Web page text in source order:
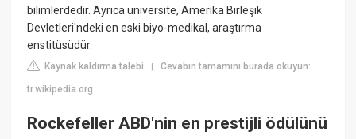
bilimlerdedir. Ayrıca üniversite, Amerika Birleşik
Devletleri'ndeki en eski biyo-medikal, araştırma
enstitüsüdür.
Kaynak kaldırma talebi |Cevabın tamamını burada okuyun:
tr.wikipedia.org
Rockefeller ABD'nin en prestijli ödülünü